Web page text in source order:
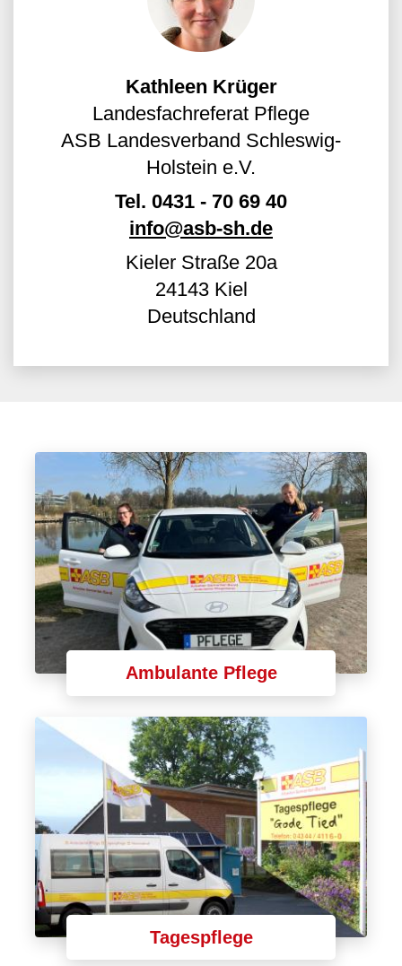
Kathleen Krüger
Landesfachreferat Pflege
ASB Landesverband Schleswig-
Holstein e.V.
Tel. 0431 - 70 69 40
info@asb-sh.de
Kieler Straße 20a
24143 Kiel
Deutschland
Ambulante Pflege
Tagespflege